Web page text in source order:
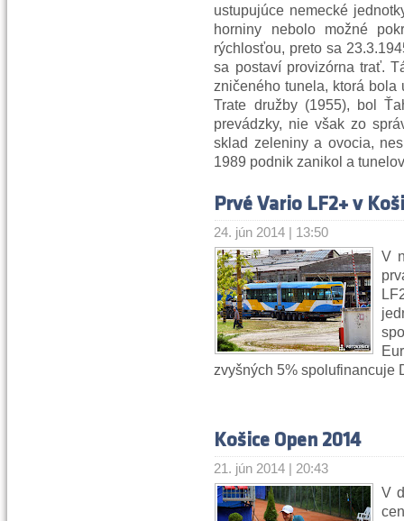
ustupujúce nemecké
horniny nebolo možné
rýchlosťou, preto sa
sa postaví provizórna trať.
zničeného tunela, ktorá
Trate družby (1955), bol
prevádzky, nie však zo
sklad zeleniny a ovocia,
1989 podnik zanikol a
Prvé Vario LF2+ v
24. jún 2014 | 13:50
V
zvyšných 5% spolufinancuje
Košice Open 2014
21. jún 2014 | 20:43
V